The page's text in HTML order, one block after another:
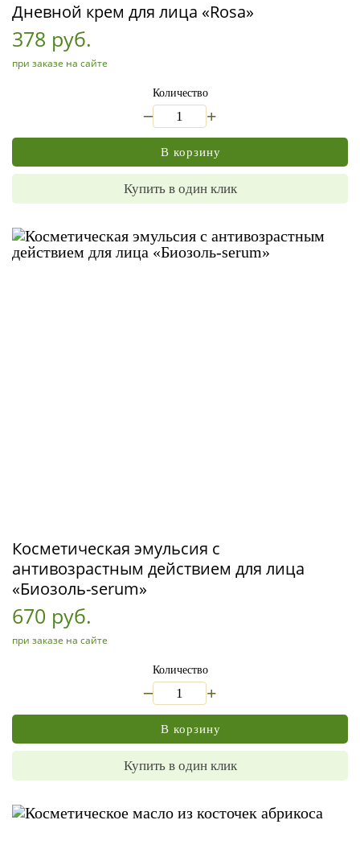
Дневной крем для лица «Rosa»
378 руб.
при заказе на сайте
Количество
+
В корзину
Купить в один клик
Косметическая эмульсия с
антивозрастным действием для лица
«Биозоль-serum»
670 руб.
при заказе на сайте
Количество
+
В корзину
Купить в один клик